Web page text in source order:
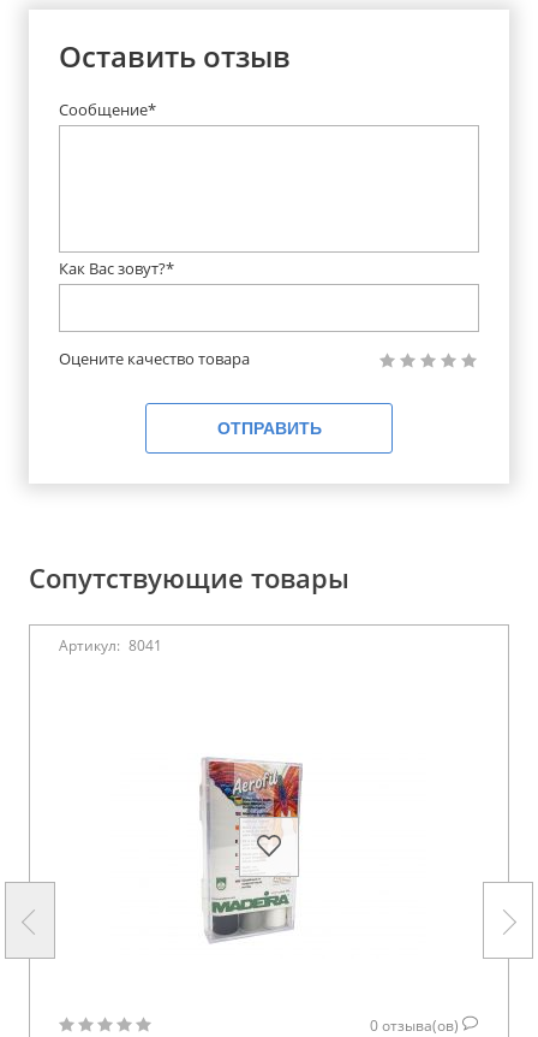
Оставить отзыв
Сообщение*
Как Вас зовут?*
Оцените качество товара
ОТПРАВИТЬ
Сопутствующие товары
Артикул: 8041
0отзыва(ов)